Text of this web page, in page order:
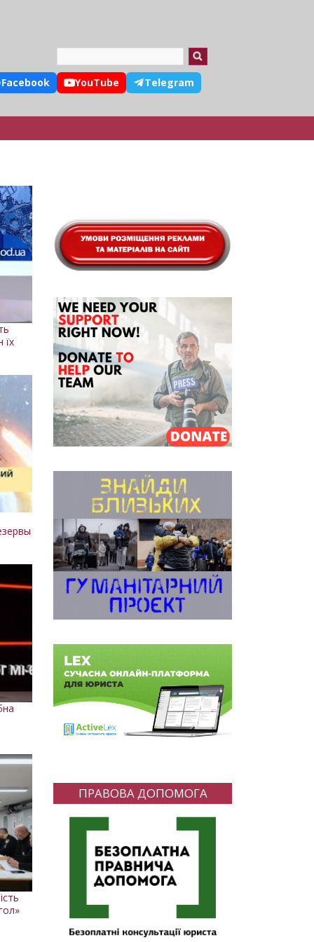
Facebook YouTube Telegram
їх
ПРАВОВА ДОПОМОГА